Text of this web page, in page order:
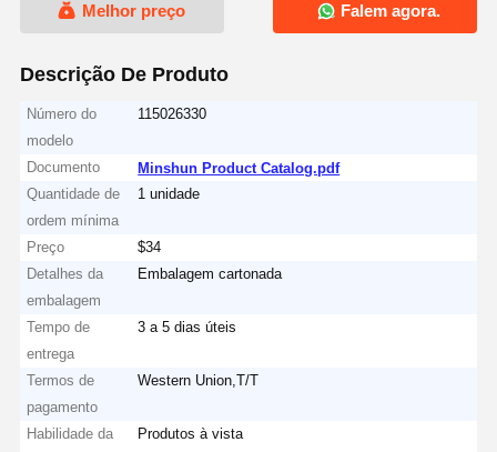
Melhor preço Falem agora.
Descrição De Produto
Número do
modelo
115026330
Documento
Minshun Product Catalog.pdf
Quantidade de
ordem mínima
1 unidade
Preço
$34
Detalhes da
embalagem
Embalagem cartonada
Tempo de
entrega
3 a 5 dias úteis
Termos de
pagamento
Western Union,T/T
Habilidade da
Produtos à vista